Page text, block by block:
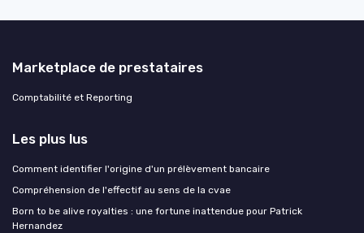
Marketplace de prestataires
Comptabilité et Reporting
Les plus lus
Comment identifier l'origine d'un prélèvement bancaire
Compréhension de l'effectif au sens de la cvae
Born to be alive royalties : une fortune inattendue pour Patrick
Hernandez